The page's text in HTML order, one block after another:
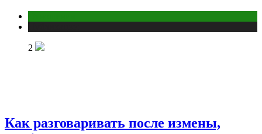
2
Как разговаривать после измены,